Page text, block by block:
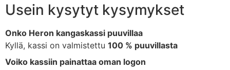
Usein kysytyt kysymykset
Onko Heron kangaskassi puuvillaa
Kyllä, kassi on valmistettu 100 % puuvillasta
Voiko kassiin painattaa oman logon